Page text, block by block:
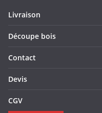
Livraison
Découpe bois
Contact
Devis
CGV